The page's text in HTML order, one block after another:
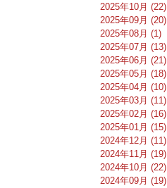
2025年10月 (22)
2025年09月 (20)
2025年08月 (1)
2025年07月 (13)
2025年06月 (21)
2025年05月 (18)
2025年04月 (10)
2025年03月 (11)
2025年02月 (16)
2025年01月 (15)
2024年12月 (11)
2024年11月 (19)
2024年10月 (22)
2024年09月 (19)